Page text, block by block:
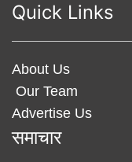
Quick Links
About Us
Our Team
Advertise Us
समाचार